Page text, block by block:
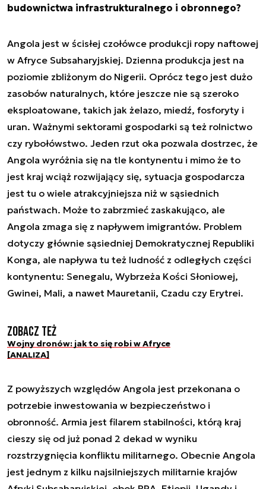
budownictwa infrastrukturalnego i obronnego?
Angola jest w ścisłej czołówce produkcji ropy naftowej
w Afryce Subsaharyjskiej. Dzienna produkcja jest na
poziomie zbliżonym do Nigerii. Oprócz tego jest dużo
zasobów naturalnych, które jeszcze nie są szeroko
eksploatowane, takich jak żelazo, miedź, fosforyty i
uran. Ważnymi sektorami gospodarki są też rolnictwo
czy rybołówstwo. Jeden rzut oka pozwala dostrzec, że
Angola wyróżnia się na tle kontynentu i mimo że to
jest kraj wciąż rozwijający się, sytuacja gospodarcza
jest tu o wiele atrakcyjniejsza niż w sąsiednich
państwach. Może to zabrzmieć zaskakująco, ale
Angola zmaga się z napływem imigrantów. Problem
dotyczy głównie sąsiedniej Demokratycznej Republiki
Konga, ale napływa tu też ludność z odległych części
kontynentu: Senegalu, Wybrzeża Kości Słoniowej,
Gwinei, Mali, a nawet Mauretanii, Czadu czy Erytrei.
Zobacz też
Wojny dronów: jak to się robi w Afryce
[ANALIZA]
Z powyższych względów Angola jest przekonana o
potrzebie inwestowania w bezpieczeństwo i
obronność. Armia jest filarem stabilności, którą kraj
cieszy się od już ponad 2 dekad w wyniku
rozstrzygnięcia konfliktu militarnego. Obecnie Angola
jest jednym z kilku najsilniejszych militarnie krajów